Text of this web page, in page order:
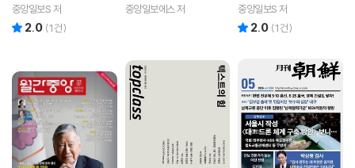
중앙일보S 저
2.0 (1건)
중앙일보에스 저 중앙일보S 저
2.0 (1건)